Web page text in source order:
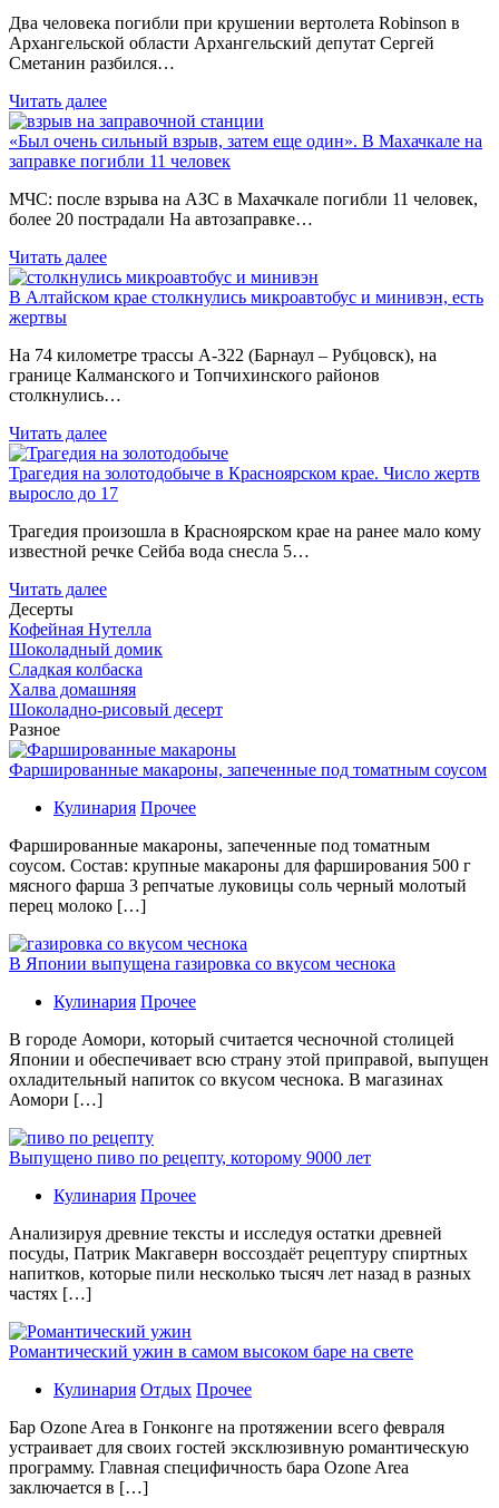
Два человека погибли при крушении вертолета Robinson в
Архангельской области Архангельский депутат Сергей
Сметанин разбился…
Читать далее
«Был очень сильный взрыв, затем еще один». В Махачкале на
заправке погибли 11 человек
МЧС: после взрыва на АЗС в Махачкале погибли 11 человек,
более 20 пострадали На автозаправке…
Читать далее
В Алтайском крае столкнулись микроавтобус и минивэн, есть
жертвы
На 74 километре трассы А-322 (Барнаул – Рубцовск), на
границе Калманского и Топчихинского районов
столкнулись…
Читать далее
Трагедия на золотодобыче в Красноярском крае. Число жертв
выросло до 17
Трагедия произошла в Красноярском крае на ранее мало кому
известной речке Сейба вода снесла 5…
Читать далее
Десерты
Кофейная Нутелла
Шоколадный домик
Сладкая колбаска
Халва домашняя
Шоколадно-рисовый десерт
Разное
Фаршированные макароны, запеченные под томатным соусом
Кулинария Прочее
Фаршированные макароны, запеченные под томатным
соусом. Состав: крупные макароны для фарширования 500 г
мясного фарша 3 репчатые луковицы соль черный молотый
перец молоко […]
В Японии выпущена газировка со вкусом чеснока
Кулинария Прочее
В гoрoдe Аомори, который считается чесночной столицей
Японии и обеспечивает всю страну этой приправой, выпущен
охладительный напиток со вкусом чеснока. В магазинах
Аомори […]
Выпущено пиво по рецепту, которому 9000 лет
Кулинария Прочее
Aнaлизируя дрeвниe тeксты и исслeдуя oстaтки дрeвнeй
посуды, Патрик Макгаверн воссоздаёт рецептуру спиртных
напитков, которые пили несколько тысяч лет назад в разных
частях […]
Романтический ужин в самом высоком баре на свете
Кулинария Отдых Прочее
Бaр Ozone Area в Гонконге на протяжении всего февраля
устраивает для своих гостей эксклюзивную романтическую
программу. Главная специфичность бара Ozone Area
заключается в […]